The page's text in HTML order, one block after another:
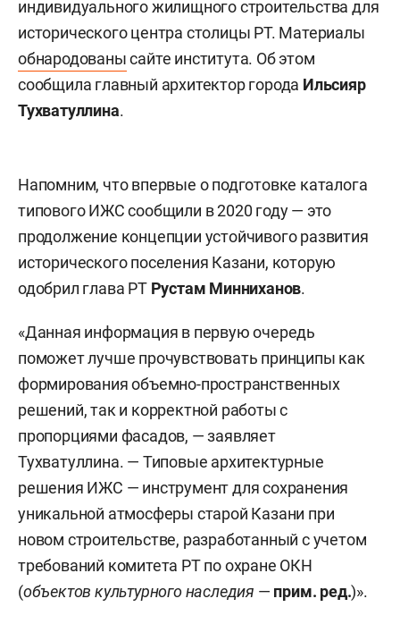
индивидуального жилищного строительства для
исторического центра столицы РТ. Материалы
обнародованысайте института. Об этом
сообщила главный архитектор города Ильсияр
Тухватуллина.
Напомним, что впервые о подготовке каталога
типового ИЖС сообщили в 2020 году — это
продолжение концепции устойчивого развития
исторического поселения Казани, которую
одобрил глава РТ Рустам Минниханов.
«Данная информация в первую очередь
поможет лучше прочувствовать принципы как
формирования объемно-пространственных
решений, так и корректной работы с
пропорциями фасадов, — заявляет
Тухватуллина. — Типовые архитектурные
решения ИЖС — инструмент для сохранения
уникальной атмосферы старой Казани при
новом строительстве, разработанный с учетом
требований комитета РТ по охране ОКН
(объектов культурного наследия — прим. ред.)».